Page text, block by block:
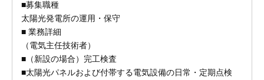
■募集職種
太陽光発電所の運用・保守
■ 業務詳細
（電気主任技術者）
■（新設の場合）完工検査
■太陽光パネルおよび付帯する電気設備の日常・定期点検